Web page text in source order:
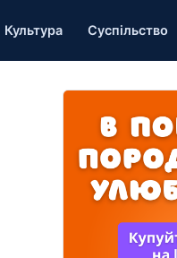
Культура Суспільство